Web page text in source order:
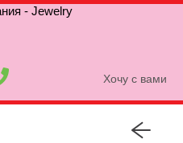
Хочу с вами